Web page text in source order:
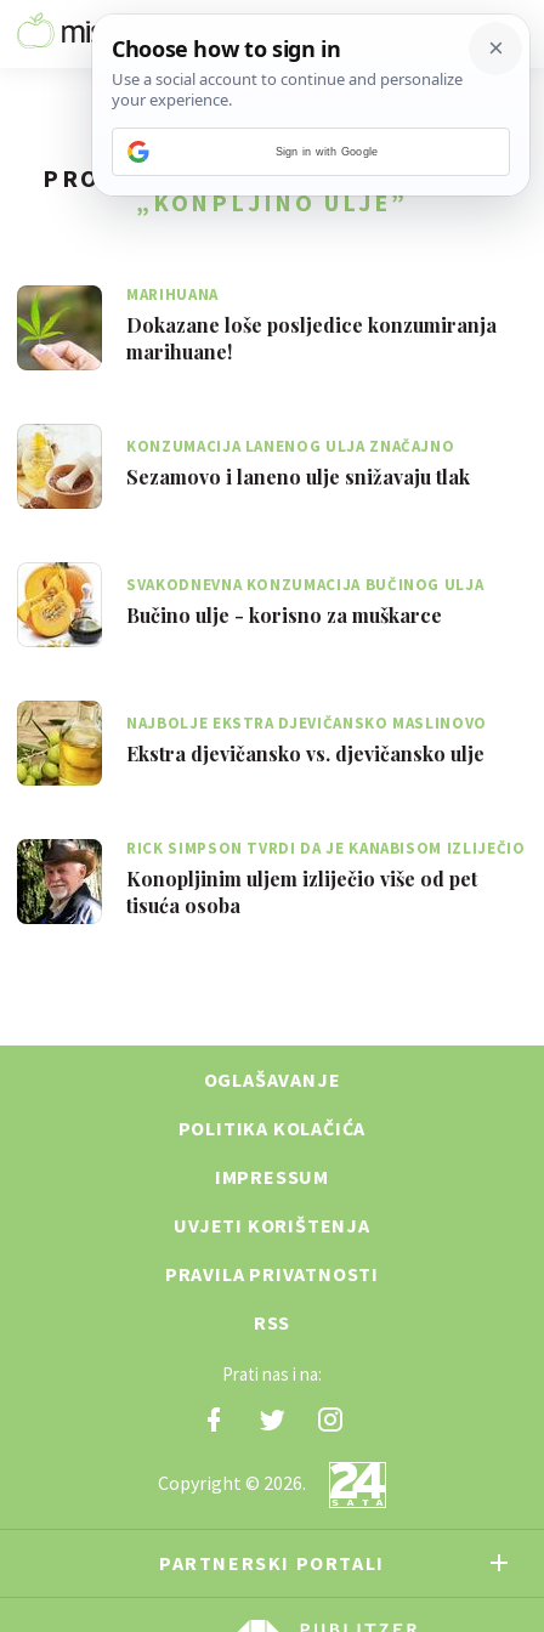
PRONAĐENO5REZULTATA ZA TAG
„KONPLJINO ULJE”
MARIHUANA
Dokazane loše posljedice konzumiranja
marihuane!
KONZUMACIJA LANENOG ULJA ZNAČAJNO
SMANJUJE GORNJI I DONJI KRVNI TLAK
Sezamovo i laneno ulje snižavaju tlak
SVAKODNEVNA KONZUMACIJA BUČINOG ULJA
POMAŽE SMANJITI POVEĆANU PROSTATU
Bučino ulje - korisno za muškarce
NAJBOLJE EKSTRA DJEVIČANSKO MASLINOVO
ULJE NE SMIJE IMATI JAK MIRIS I OKUS
Ekstra djevičansko vs. djevičansko ulje
RICK SIMPSON TVRDI DA JE KANABISOM IZLIJEČIO
KARCINOM KOŽE I ARTRITIS
Konopljinim uljem izliječio više od pet
tisuća osoba
OGLAŠAVANJE
POLITIKA KOLAČIĆA
IMPRESSUM
UVJETI KORIŠTENJA
PRAVILA PRIVATNOSTI
RSS
Prati nas i na:
Copyright © 2026.
PARTNERSKI PORTALI
Sign in with Google